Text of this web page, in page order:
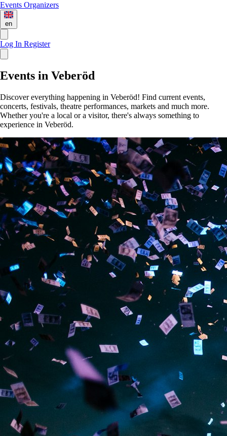
Events Organizers
en
Log In Register
Events in Veberöd
Discover everything happening in Veberöd! Find current events,
concerts, festivals, theatre performances, markets and much more.
Whether you're a local or a visitor, there's always something to
experience in Veberöd.